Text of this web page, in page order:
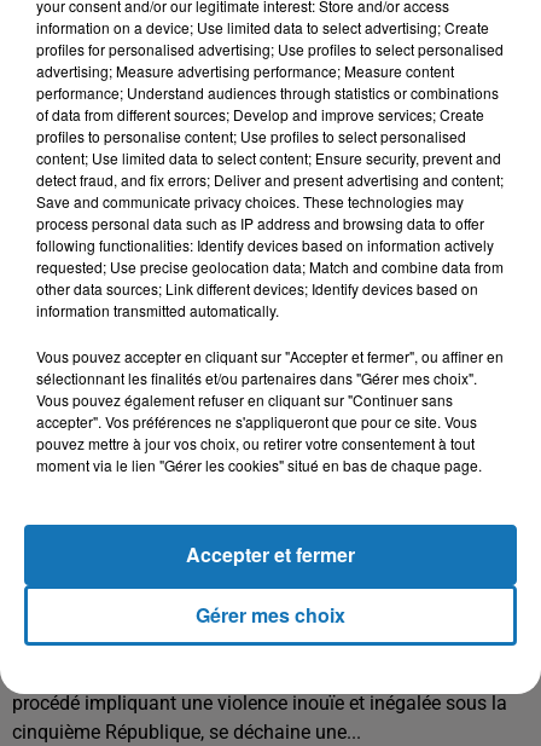
26 septembre 2020
ALLEMAGNE TUNISIE : INTERVENTION ALLEMAND DE 46 MILLIONS
D'EUROS...
La Banque Allemande de Développement (KfW) a décidé,
vendredi, d'accorder à la Tunisie un financement de l'ordre de
46 millions d'euros, dédié à des projets...
22 septembre 2020
LETTRE OUVERTE DE MAÎTRE ASIF ARIF AU PRÉSIDENT DE LA
RÉPUBLIQUE :...
procédé impliquant une violence inouïe et inégalée sous la
cinquième République, se déchaine une...
your consent and/or our legitimate interest: Store and/or access
information on a device; Use limited data to select advertising; Create
profiles for personalised advertising; Use profiles to select personalised
advertising; Measure advertising performance; Measure content
performance; Understand audiences through statistics or combinations
of data from different sources; Develop and improve services; Create
profiles to personalise content; Use profiles to select personalised
content; Use limited data to select content; Ensure security, prevent and
detect fraud, and fix errors; Deliver and present advertising and content;
Save and communicate privacy choices. These technologies may
process personal data such as IP address and browsing data to offer
following functionalities: Identify devices based on information actively
requested; Use precise geolocation data; Match and combine data from
other data sources; Link different devices; Identify devices based on
information transmitted automatically.
Vous pouvez accepter en cliquant sur "Accepter et fermer", ou affiner en
sélectionnant les finalités et/ou partenaires dans "Gérer mes choix".
Vous pouvez également refuser en cliquant sur "Continuer sans
accepter". Vos préférences ne s'appliqueront que pour ce site. Vous
pouvez mettre à jour vos choix, ou retirer votre consentement à tout
moment via le lien "Gérer les cookies" situé en bas de chaque page.
Gérer mes choix
Accepter et fermer